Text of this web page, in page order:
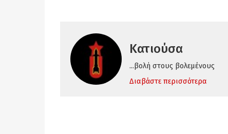
Κατιούσα
...βολή στους βολεμένους
Διαβάστε περισσότερα